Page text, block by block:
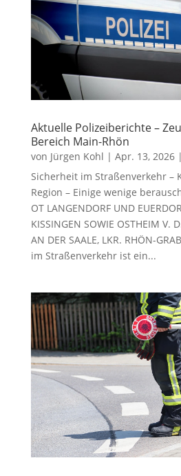
Aktuelle Polizeiberichte –
Bereich Main-Rhön
von Jürgen Kohl | Apr. 13, 2026|
Sicherheit im Straßenverkehr –
Region – Einige wenige
OT LANGENDORF UND
KISSINGEN SOWIE OSTHEIM V.
AN DER SAALE, LKR. RHÖN-
im Straßenverkehr ist ein...